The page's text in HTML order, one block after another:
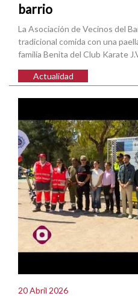
barrio
La Asociación de Vecinos del
tradicional comida con una
familia Benita del Club Karate
Actualidad
20 Abril 2026